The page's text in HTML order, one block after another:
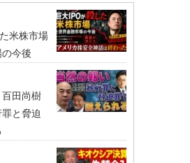
米株市場
今後
百田尚樹
と脅迫